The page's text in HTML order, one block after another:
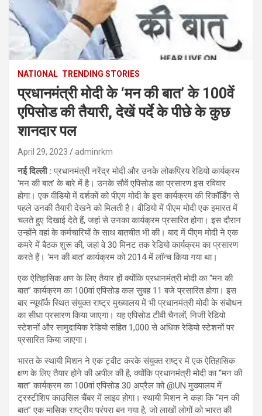
NATIONAL TRENDING STORIES
प्रधानमंत्री मोदी के ‘मन की बात’ के 100वें
एपिसोड की तैयारी, देखें पर्दे के पीछे के कुछ
शानदार पल
April 29, 2023 adminrkm
नई दिल्‍ली :प्रधानमंत्री नरेंद्र मोदी और उनके लोकप्रिय रेडियो कार्यक्रम
‘मन की बात’ के बारे में है। उनके सौवें एपिसोड का प्रसारण इस रविवार
होगा। एक वीडियो में दर्शकों को पीएम मोदी के इस कार्यक्रम की रिकॉर्डिंग से
पहले उनकी तैयारी देखने को मिलती है। वीडियो में पीएम मोदी एक इमारत में
चलते हुए दिखाई देते हैं, जहां से उनका कार्यक्रम प्रसारित होगा। इस दौरान
उन्होंने वहां के कर्मचारियों के साथ बातचीत भी की। बाद में पीएम मोदी ने एक
कमरे में बैठक शुरू की, जहां वे 30 मिनट तक रेडियो कार्यक्रम का प्रसारण
करते हैं। ‘मन की बात’ कार्यक्रम को 2014 में लॉन्च किया गया था।
एक ऐतिहासिक क्षण के लिए तैयार हों क्योंकि प्रधानमंत्री मोदी का “मन की
बात” कार्यक्रम का 100वां एपिसोड कल सुबह 11 बजे प्रसारित होगा। इस
बार न्यूयॉर्क स्थित संयुक्त राष्ट्र मुख्यालय में भी प्रधानमंत्री मोदी के संबोधन
का सीधा प्रसारण किया जाएगा। यह एपिसोड टीवी चैनलों, निजी रेडियो
स्टेशनों और सामुदायिक रेडियो सहित 1,000 से अधिक रेडियो स्टेशनों पर
प्रसारित किया जाएगा।
भारत के स्थायी मिशन ने एक ट्वीट करके संयुक्त राष्ट्र में एक ऐतिहासिक
क्षण के लिए तैयार होने की अपील की है, क्योंकि प्रधानमंत्री मोदी का “मन की
बात” कार्यक्रम का 100वां एपिसोड 30 अप्रैल को @UN मुख्यालय में
ट्रस्टीशिप काउंसिल चैंबर में लाइव होगा। स्थायी मिशन ने कहा कि “मन की
बात” एक मासिक राष्ट्रीय परंपरा बन गया है, जो लाखों लोगों को भारत की